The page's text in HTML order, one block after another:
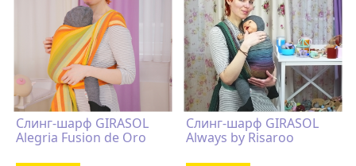
Слинг-шарф GIRASOL
Alegria Fusion de Oro
Слинг-шарф GIRASOL
Always by Risaroo